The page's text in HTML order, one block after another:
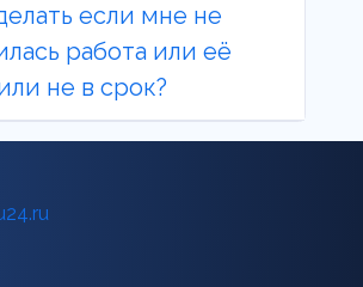
если мне не
работа или её
не в срок?